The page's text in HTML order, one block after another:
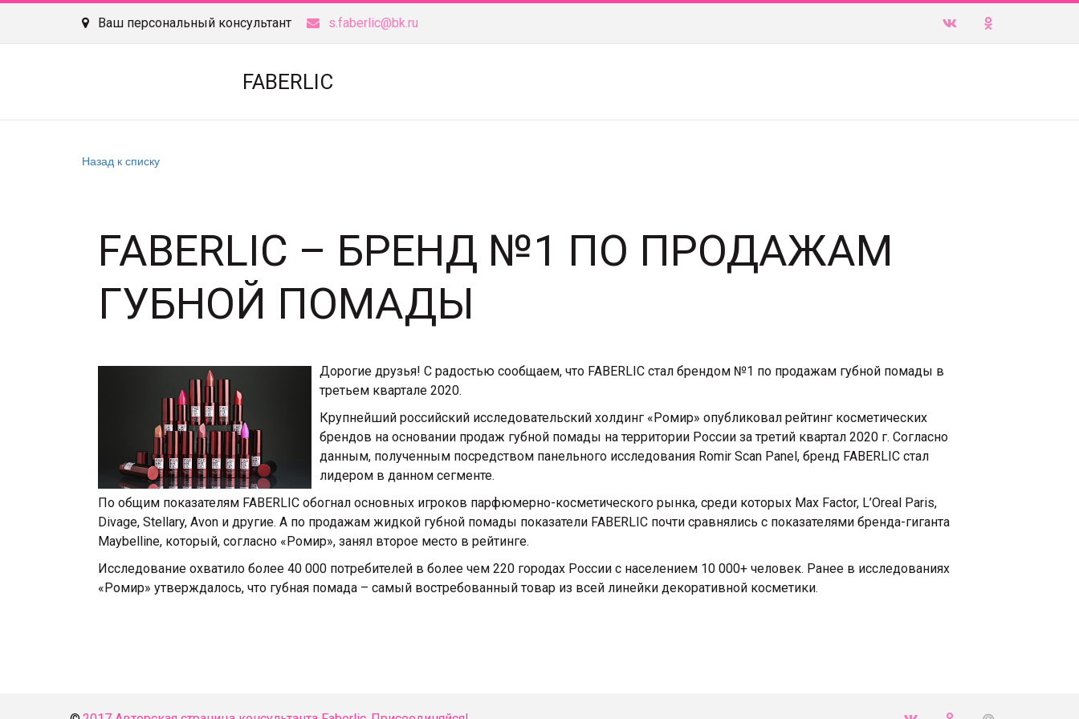
Ваш персональный консультант s.faberlic@bk.ru
FABERLIC
Назад к списку
FABERLIC – БРЕНД №1 ПО ПРОДАЖАМ
ГУБНОЙ ПОМАДЫ
Дорогие друзья! С радостью сообщаем, что FABERLIC стал брендом №1 по продажам губной помады в
третьем квартале 2020.
Крупнейший российский исследовательский холдинг «Ромир» опубликовал рейтинг косметических
брендов на основании продаж губной помады на территории России за третий квартал 2020 г. Согласно
данным, полученным посредством панельного исследования Romir Scan Panel, бренд FABERLIC стал
лидером в данном сегменте.
По общим показателям FABERLIC обогнал основных игроков парфюмерно-косметического рынка, среди которых Max Factor, L’Oreal Paris,
Divage, Stellary, Avon и другие. А по продажам жидкой губной помады показатели FABERLIC почти сравнялись с показателями бренда-гиганта
Maybelline, который, согласно «Ромир», занял второе место в рейтинге.
Исследование охватило более 40 000 потребителей в более чем 220 городах России с населением 10 000+ человек. Ранее в исследованиях
«Ромир» утверждалось, что губная помада – самый востребованный товар из всей линейки декоративной косметики.